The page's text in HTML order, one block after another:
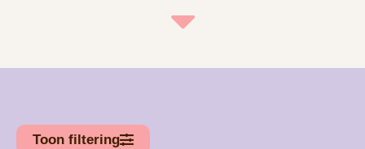
Toon filtering